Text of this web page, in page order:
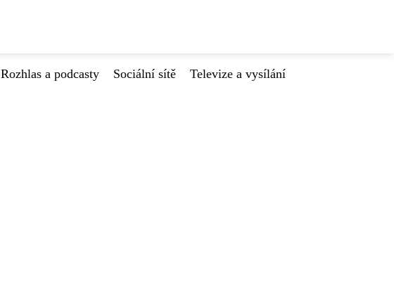
Rozhlas a podcasty Sociální sítě Televize a vysílání